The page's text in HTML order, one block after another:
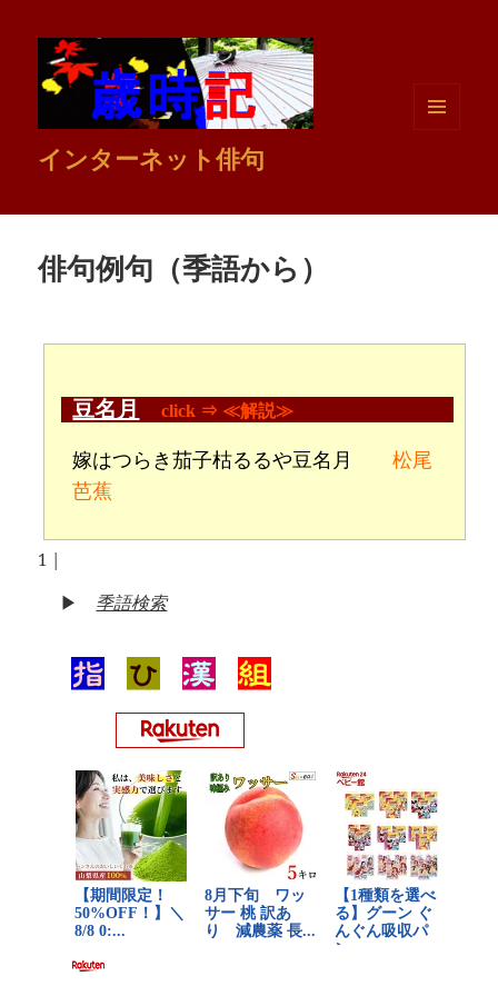
インターネット俳句
俳句例句（季語から）
豆名月 click ⇒ ≪解説≫
嫁はつらき茄子枯るるや豆名月松尾
芭蕉
1 |
▶ 季語検索